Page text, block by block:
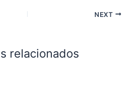
NEXT
relacionados